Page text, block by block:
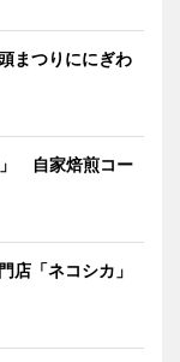
まつりににぎわ
」 自家焙煎コー
店「ネコシカ」